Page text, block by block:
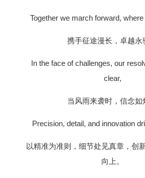
Together we march forward,
携手征途漫长，卓越永
In the face of challenges, our
clear,
当风雨来袭时，信念如
Precision, detail, and innovation
以精准为准则，细节处见真章，创
向上。